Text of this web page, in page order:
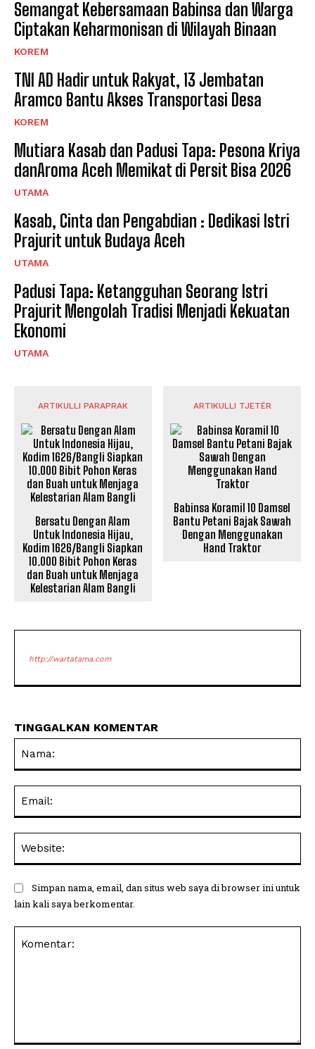
Semangat Kebersamaan Babinsa dan Warga
Ciptakan Keharmonisan di Wilayah Binaan
KOREM
TNI AD Hadir untuk Rakyat, 13 Jembatan
Aramco Bantu Akses Transportasi Desa
KOREM
Mutiara Kasab dan Padusi Tapa: Pesona Kriya
danAroma Aceh Memikat di Persit Bisa 2026
UTAMA
Kasab, Cinta dan Pengabdian : Dedikasi Istri
Prajurit untuk Budaya Aceh
UTAMA
Padusi Tapa: Ketangguhan Seorang Istri
Prajurit Mengolah Tradisi Menjadi Kekuatan
Ekonomi
UTAMA
ARTIKULLI PARAPRAK
Bersatu Dengan Alam
Untuk Indonesia Hijau,
Kodim 1626/Bangli Siapkan
10.000 Bibit Pohon Keras
dan Buah untuk Menjaga
Kelestarian Alam Bangli
ARTIKULLI TJETËR
Babinsa Koramil 10 Damsel
Bantu Petani Bajak Sawah
Dengan Menggunakan
Hand Traktor
http://wartatama.com
TINGGALKAN KOMENTAR
Simpan nama, email, dan situs web saya di browser ini untuk
lain kali saya berkomentar.